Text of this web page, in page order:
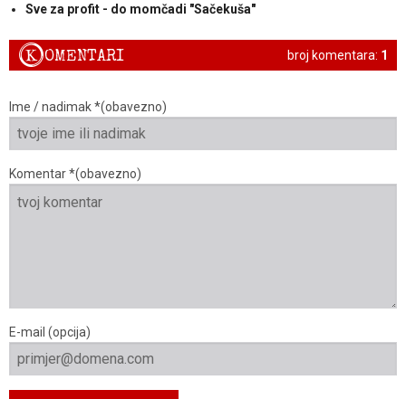
Sve za profit - do momčadi "Sačekuša"
broj komentara: 1
KOMENTARI
Ime / nadimak *(obavezno)
Komentar *(obavezno)
E-mail (opcija)